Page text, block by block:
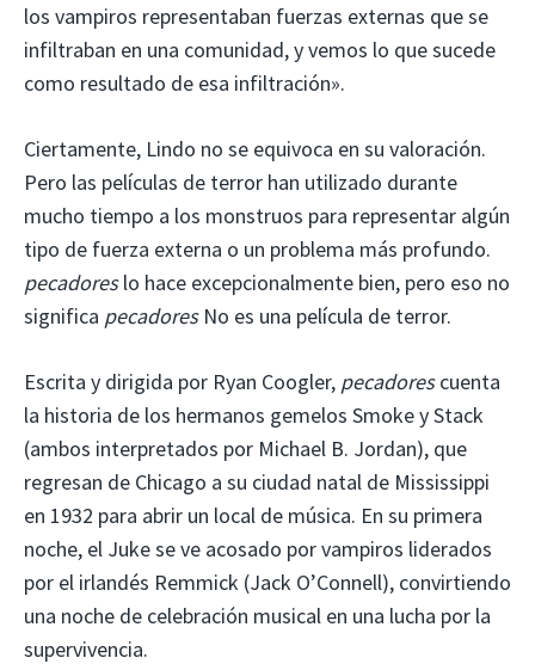
los vampiros representaban fuerzas externas que se
infiltraban en una comunidad, y vemos lo que sucede
como resultado de esa infiltración».
Ciertamente, Lindo no se equivoca en su valoración.
Pero las películas de terror han utilizado durante
mucho tiempo a los monstruos para representar algún
tipo de fuerza externa o un problema más profundo.
pecadoreslo hace excepcionalmente bien, pero eso no
significa pecadoresNo es una película de terror.
Escrita y dirigida por Ryan Coogler, pecadorescuenta
la historia de los hermanos gemelos Smoke y Stack
(ambos interpretados por Michael B. Jordan), que
regresan de Chicago a su ciudad natal de Mississippi
en 1932 para abrir un local de música. En su primera
noche, el Juke se ve acosado por vampiros liderados
por el irlandés Remmick (Jack O’Connell), convirtiendo
una noche de celebración musical en una lucha por la
supervivencia.